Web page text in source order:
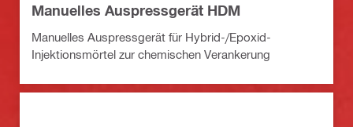
Manuelles Auspressgerät HDM
Manuelles Auspressgerät für Hybrid-/Epoxid-
Injektionsmörtel zur chemischen Verankerung